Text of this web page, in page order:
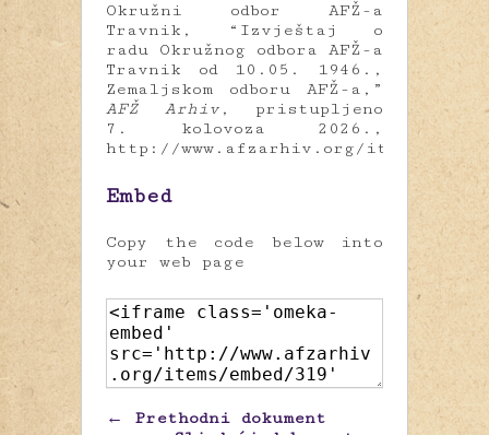
Okružni odbor AFŽ-a
Travnik, “Izvještaj o
radu Okružnog odbora AFŽ-a
Travnik od 10.05. 1946.,
Zemaljskom odboru AFŽ-a,”
AFŽ Arhiv, pristupljeno
7. kolovoza 2026.,
http://www.afzarhiv.org/items/show/
Embed
Copy the code below into
your web page
← Prethodni dokument